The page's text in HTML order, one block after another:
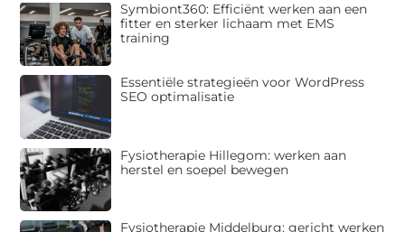
Symbiont360: Efficiënt werken aan een
fitter en sterker lichaam met EMS
training
Essentiële strategieën voor WordPress
SEO optimalisatie
Fysiotherapie Hillegom: werken aan
herstel en soepel bewegen
Fysiotherapie Middelburg: gericht werken